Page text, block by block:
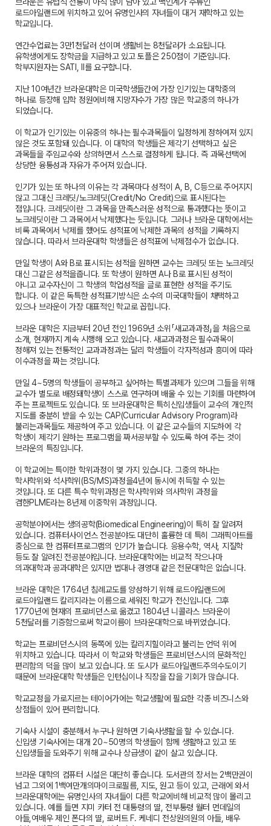
로드아일랜드에 위치하고 있어 유명인사의 자녀들이 대거 재학하고 있는
학교입니다.
연간수업료는 3만1천달러 선이며 생활비는 8천달러가 소요됩니다.
유학생에게도 장학금을 지급하고 있고 토플은 250점이 기준입니다.
학부지원자는 SATI, II를 요구합니다.
지난 10여년간 브라운대학은 미국학생들간에 가장 인기있는 대학중의
하나로 등장해 입학 정원에비해 지망자수가 가장 많은 학교중의 하나가
되었습니다.
이 학교가 인기있는 이유중의 하나는 필수과목들이 일정하게 정하여져 있지
않은 것도 포함돼 있습니다. 이 대학의 학생들은 제각기 선택하고 싶은
과목들을 주임교수와 상의하면서 스스로 결정하게 됩니다. 즉 과목선택에
상당한 융통성과 자유가 주어져 있습니다.
인기가 있는 또 하나의 이유는 각 과목마다 성적이 A, B, C등으로 주어지지
않고 그대신 크레딧/노크레딧(Credit/No Credit)으로 표시된다는
점입니다. 크레딧이란 그 과목을 만족스러운 성적으로 통과했다는 뜻이고
노크레딧이란 그 과목에서 낙제했다는 듯입니다. 그러나 브라운 대학에서는
비록 과목에서 낙제를 했어도 성적표에 낙제한 과목의 성적을 기록하지
않습니다. 따라서 브라운대학 학생들은 성적표에 낙제점수가 없습니다.
만일 학생이 A와 B로 표시되는 성적을 원하면 교수는 크레딧 또는 노크레딧
대신 그같은 성적을줍니다. 또 학생이 원하면 A나 B로 표시된 성적이
아니고 교수자신이 그 학생의 학업성적을 글로 표현한 성적을 주기도
합니다. 이 같은 독특한 성적표기방식은 소수의 미국대학들이 채택하고
있으나 브라운이 가장 대표적인 학교로 꼽힙니다.
브라운 대학은 지금부터 20년 전인 1969년 소위「새교과과정」을 처음으로
소개, 현재까지 계속 시행해 오고 있습니다. 새교과과정은 필수과목이
정해져 있는 전통적인 교과과정과는 달리 학생들이 각자적성과 흥미에 따라
이수과정을 짜는 것입니다.
만일 4~5명의 학생들이 공부하고 싶어하는 특별과제가 있으며 그들을 위해
교수가 별도로 배정돼학생이 스스로 연구하며 배울 수 있는 기회를 마련하여
주는 프로젝트도 있습니다. 또 브라운대학은 특히신입생들이 교수의 개인적
지도를 충분히 받을 수 있는 CAP(Curricular Advisory Program)라
불리는과목들도 제공하여 주고 있습니다. 이 같은 교수들의 지도하에 각
학생이 제각기 원하는 프로그램을 짜서공부할 수 있도록 하여 주는 것이
브라운의 특징입니다.
이 학교에는 특이한 학위과정이 몇 가지 있습니다. 그중의 하나는
학사학위와 석사학위(BS/MS)과정을4년에 동시에 취득할 수 있는
것입니다. 또 다른 특수 학위과정은 학사학위와 의사학위 과정을
겸한PLME라는 8년제 이중학위 과정입니다.
공학분야에서는 생의공학(Biomedical Engineering)이 특히 잘 알려져
있습니다. 컴퓨터사이언스 전공분야도 대단히 훌륭한 데 특히 그래픽아트를
중심으로 한 컴퓨터프로그램의 인기가 높습니다. 응용수학, 역사, 지질학
등도 잘 알려진 전공분야입니다. 브라운대학에는 비교적 작으나마
의과대학과 공과대학은 있지만 법대나 경영대 같은 전문대학은 없습니다.
브라운 대학은 1764년 침례교도를 양성하기 위해 로드아일랜드에
로드아일랜드 칼리지라는 이름으로 세워진 학교가 전신입니다. 그후
1770년에 현재의 프로비던스로 옮겼고 1804년 니콜라스 브라운이
5천달러를 기증함으로써 학교이름이 브라운대학으로 바뀌었습니다.
학교는 프로비던스시의 동쪽에 있는 칼리지힐이라고 불리는 언덕 위에
위치하고 있습니다. 따라서 이 학교와 학생들은 프로비던스시의 문화적인
편리함의 덕을 많이 보고 있습니다. 또 도시가 로드아일랜드주의수도이기
때문에 브라운대학 학생들은 인턴십이나 직장을 잡을 기회가 많습니다.
학교교정을 가로지르는 테이어가에는 학교생활에 필요한 각종 비즈니스와
상점들이 있어 편리합니다.
기숙사 시설이 충분해서 누구나 원하면 기숙사생활을 할 수 있습니다.
신입생 기숙사에는 대개 20~50명의 학생들이 함께 생활하고 있고 또
신입생들을 도와주기 위해 교수나 상급생이 같이 살고 있습니다.
브라운 대학의 컴퓨터 시설은 대단히 좋습니다. 도서관의 장서는 2백만권이
넘고 그외에 1백여만개의마이크로필름, 지도, 원고 등이 있고, 근래에 와서
브라운대학에는 유명인사의 자녀들이 다른 학교에비해 비교적 많이 몰리고
있습니다. 예를 들면 지미 카터 전 대통령의 딸, 전부통령 월터 먼데일의
아들,여배우 제인 폰다의 딸, 로버트 F. 케네디 전상원의원의 아들, 배우